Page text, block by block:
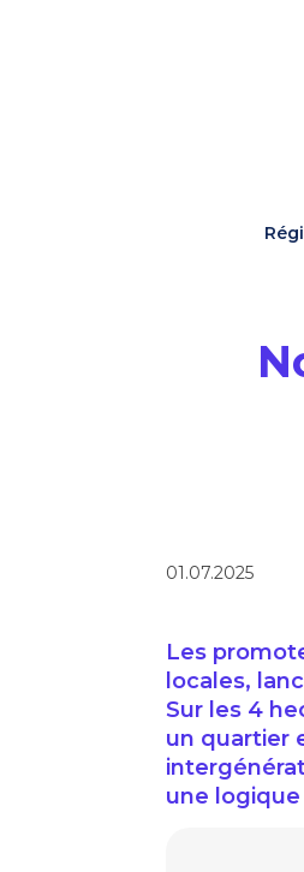
01.07.2025
Les
locales,
Sur les 4
un quartier
une logique